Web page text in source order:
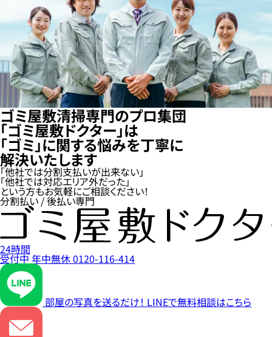
ゴミ屋敷清掃専門のプロ集団
「ゴミ屋敷ドクター」は
「ゴミ」に関する悩みを丁寧に
解決いたします
「他社では分割支払いが出来ない」
「他社では対応エリア外だった」
という方もお気軽にご相談ください！
分割払い / 後払い専門
24時間
受付中年中無休0120-116-414
部屋の写真を送るだけ！ LINEで無料相談はこちら